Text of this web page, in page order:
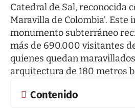
Catedral de Sal, reconocida
Maravilla de Colombia’.
monumento subterráneo
más de 690.000 visitantes
quienes quedan
arquitectura de 180 metros
Contenido